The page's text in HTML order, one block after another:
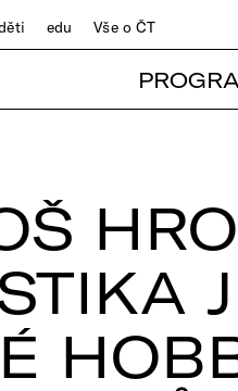
edu Vše o ČT